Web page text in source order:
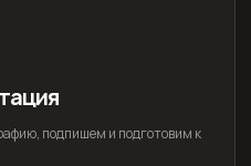
подпишем и подготовим к